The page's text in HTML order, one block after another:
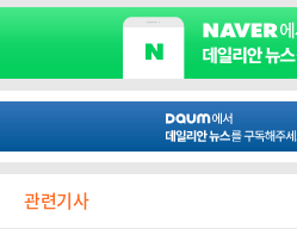
관련기사